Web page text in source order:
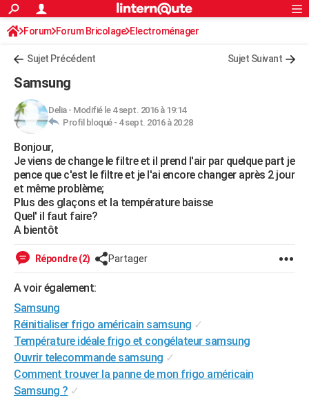
ACTUALITÉS
Politique
Société
Faits Divers
Education
Monde
Villes
+
FINANCE
Retraite
Impôts
Epargne
Immobilier
Risques naturels par ville
Banque
Assurance
Crédit
AUTO
Essais
Réserver un essai
Citadines
Berlines
SUV
Forum auto
+HIGH-TECH
Mobiles
Meilleur smartphone
Internet
Ordinateurs
Jeux vidéo
Guide high-tech
+BRICOLAGE
Forum
Aménagement intérieur
Extérieur
Cuisine
Salle de bains
Jardinage
Rangement
WEEK-END
Art de vivre
Bien-être
Loisirs
Mode
Modes de vie
Alimentation
Guide de la santé
Maladies
Médicaments
Sommeil
Destinations
City break
Voyage nature
Voyage de noces
Forum
Climat
+PHOTO
GUIDES D'ACHAT
BONS PLANS
S'inscrire
Connexion
Forum Forum Bricolage Electroménager
Sujet Précédent Sujet Suivant
Samsung
Delia- Modifié le 4 sept. 2016 à 19:14
Profil bloqué - 4 sept. 2016 à 20:28
Bonjour,
Je viens de change le filtre et il prend l'air par quelque part je
pence que c'est le filtre et je l'ai encore changer après 2 jour
et même problème;
Plus des glaçons et la température baisse
Quel' il faut faire?
A bientôt
Répondre (2) Partager
A voir également:
Samsung
Réinitialiser frigo américain samsung ✓
Température idéale frigo et congélateur samsung
Ouvrir telecommande samsung ✓
Comment trouver la panne de mon frigo américain
Samsung ? ✓